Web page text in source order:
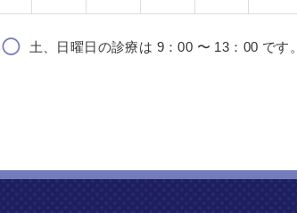
◯ 土、日曜日の診療は 9：00 〜 13：00 です。